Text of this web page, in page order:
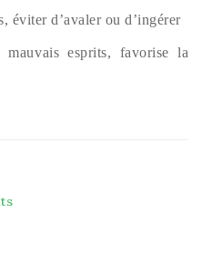
éviter d’avaler ou d’ingérer
esprits, favorise la